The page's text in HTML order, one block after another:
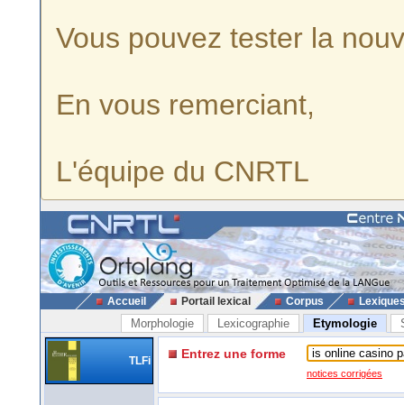
Vous pouvez tester la
En vous remerciant,
L'équipe du CNRTL
Accueil Portail lexical Corpus
Morphologie Lexicographie Etymologie
TLFi Entrez une forme
notices corrigées